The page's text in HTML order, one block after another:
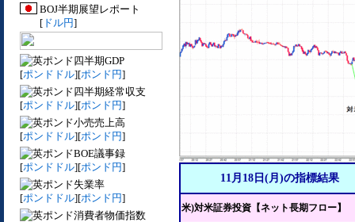
BOJ半期展望レポート
[ ドル円]
四半期GDP
[ポンドドル][ポンド円]
四半期経常収支
[ポンドドル][ポンド円]
小売売上高
[ポンドドル][ポンド円]
BOE議事録
[ポンドドル][ポンド円]
失業率
[ポンドドル][ポンド円]
消費者物価指数
11月18日(月)の指標結果
米)対米証券投資【ネット長期フロー】